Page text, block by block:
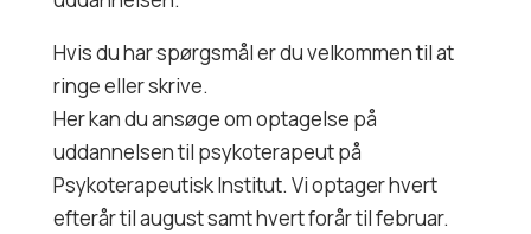
Hvis du har spørgsmål er du velkommen til at
ringe eller skrive.
Her kan du ansøge om optagelse på
uddannelsen til psykoterapeut på
Psykoterapeutisk Institut. Vi optager hvert
efterår til august samt hvert forår til februar.